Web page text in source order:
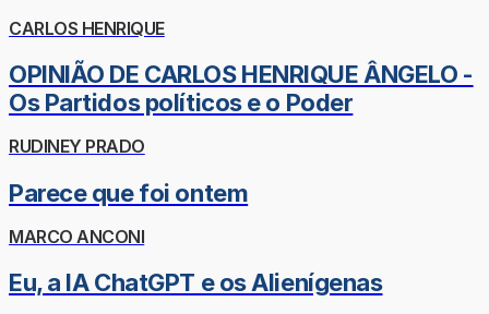
CARLOS HENRIQUE
OPINIÃO DE CARLOS HENRIQUE ÂNGELO -
Os Partidos políticos e o Poder
RUDINEY PRADO
Parece que foi ontem
MARCO ANCONI
Eu, a IA ChatGPT e os Alienígenas